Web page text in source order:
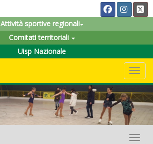
Attività sportive regionali
Comitati territoriali
Uisp Nazionale